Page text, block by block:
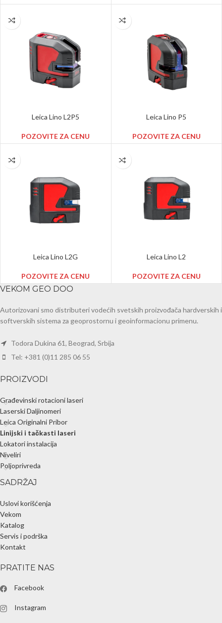
Leica Lino L2P5
POZOVITE ZA CENU
Leica Lino P5
POZOVITE ZA CENU
Leica Lino L2G
POZOVITE ZA CENU
Leica Lino L2
POZOVITE ZA CENU
VEKOM GEO DOO
Autorizovani smo distributeri vodećih svetskih proizvođača hardverskih i
softverskih sistema za geoprostornu i geoinformacionu primenu.
Todora Dukina 61, Beograd, Srbija
Tel: +381 (0)11 285 06 55
PROIZVODI
Građevinski rotacioni laseri
Laserski Daljinomeri
Leica Originalni Pribor
Linijski i tačkasti laseri
Lokatori instalacija
Niveliri
Poljoprivreda
SADRŽAJ
Uslovi korišćenja
Vekom
Katalog
Servis i podrška
Kontakt
PRATITE NAS
Facebook
Instagram